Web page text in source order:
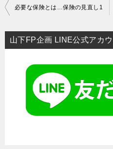
投
ナ
必要な保険とは…保険の見直し1
山下FP企画 LINE公式アカウ